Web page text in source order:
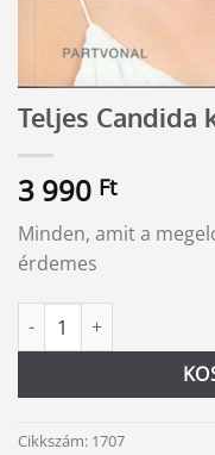
Teljes Candida
3 990 Ft
Minden, amit a
érdemes
Teljes Candida
Alternative:
Cikkszám: 1707